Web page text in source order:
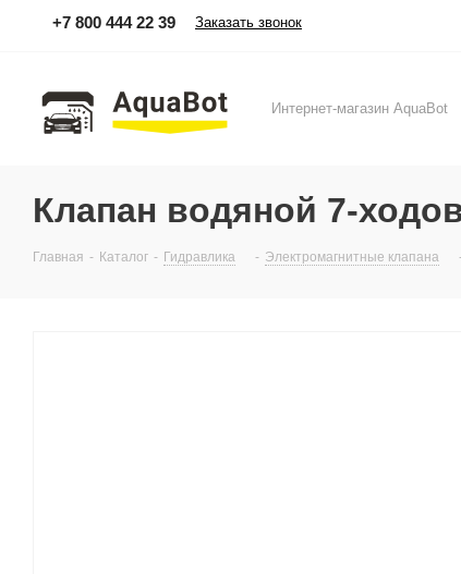
+7 800 444 22 39 Заказать звонок
Интернет-магазин AquaBot
Клапан водяной 7-
Главная - Каталог - Гидравлика - Электромагнитные клапана